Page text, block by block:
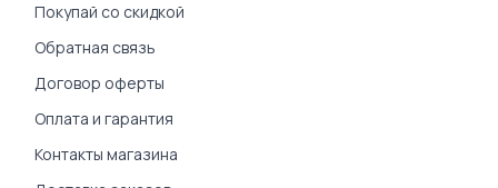
Покупай со скидкой
Обратная связь
Договор оферты
Оплата и гарантия
Контакты магазина